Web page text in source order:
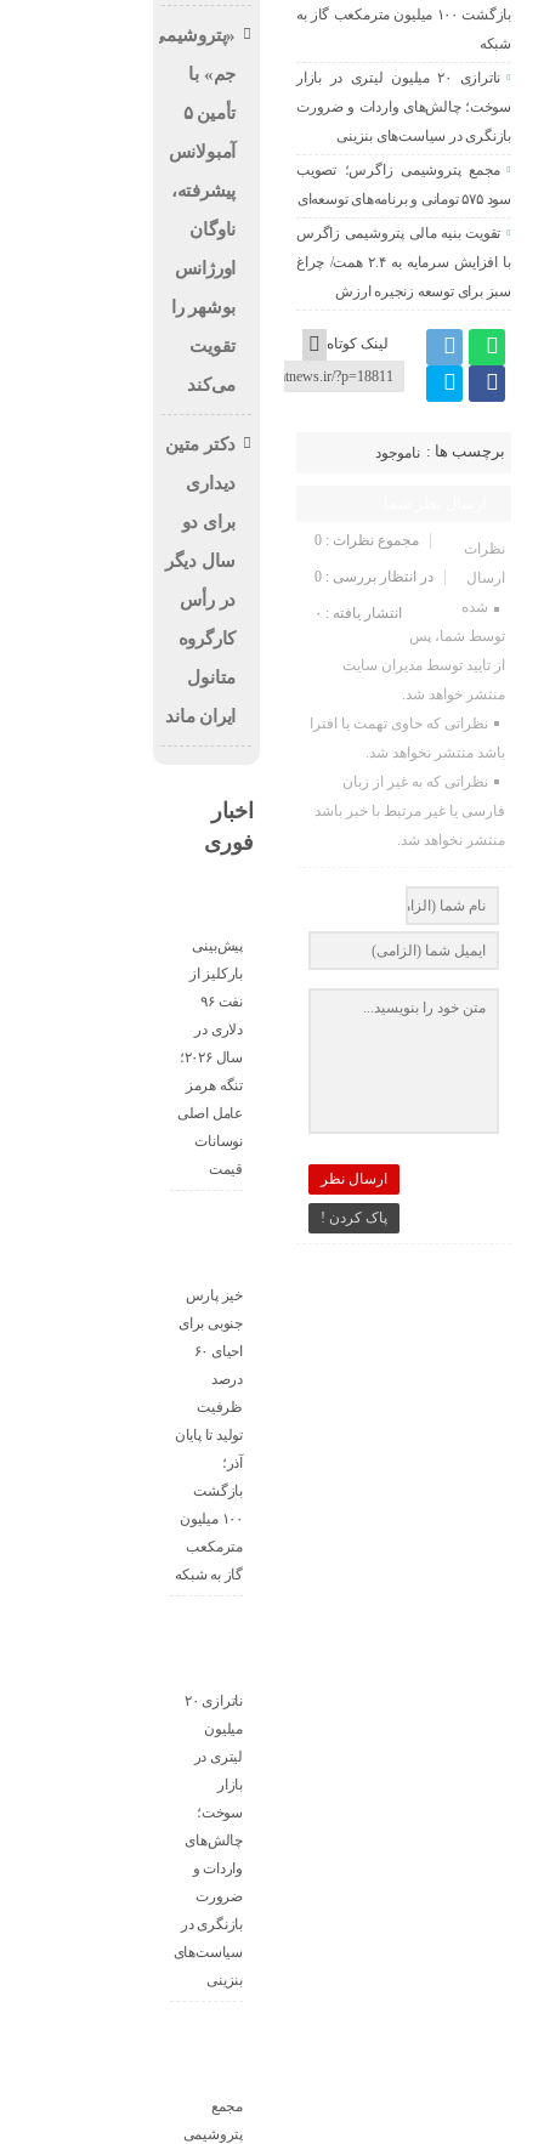
بازگشت ۱۰۰ میلیون مترمکعب گاز به
شبکه
ناترازی ۲۰ میلیون لیتری در بازار
سوخت؛ چالش‌های واردات و ضرورت
بازنگری در سیاست‌های بنزینی
مجمع پتروشیمی زاگرس؛ تصویب
سود ۵۷۵ تومانی و برنامه‌های توسعه‌ای
تقویت بنیه مالی پتروشیمی زاگرس
با افزایش سرمایه به ۲.۴ همت/ چراغ
سبز برای توسعه زنجیره ارزش
لینک کوتاه
برچسب ها : ناموجود
مجموع نظرات : 0
در انتظار بررسی : 0
انتشار یافته : ۰
نظرات
ارسال
شده
توسط شما، پس
از تایید توسط مدیران سایت
منتشر خواهد شد.
نظراتی که حاوی تهمت یا افترا
باشد منتشر نخواهد شد.
نظراتی که به غیر از زبان
فارسی یا غیر مرتبط با خبر باشد
منتشر نخواهد شد.
ارسال نظر
پاک کردن !
«پتروشیمی
جم» با
تأمین ۵
آمبولانس
پیشرفته،
ناوگان
اورژانس
بوشهر را
تقویت
می‌کند
دکتر متین
دیداری
برای دو
سال دیگر
در رأس
کارگروه
متانول
ایران ماند
اخبار
فوری
پیش‌بینی
بارکلیز از
نفت ۹۶
دلاری در
سال ۲۰۲۶؛
تنگه هرمز
عامل اصلی
نوسانات
قیمت
خیز پارس
جنوبی برای
احیای ۶۰
درصد
ظرفیت
تولید تا پایان
آذر؛
بازگشت
۱۰۰ میلیون
مترمکعب
گاز به شبکه
ناترازی ۲۰
میلیون
لیتری در
بازار
سوخت؛
چالش‌های
واردات و
ضرورت
بازنگری در
سیاست‌های
بنزینی
مجمع
پتروشیمی